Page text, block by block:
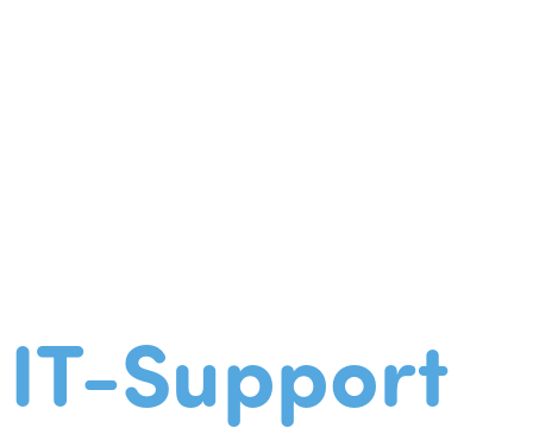
IT-Support